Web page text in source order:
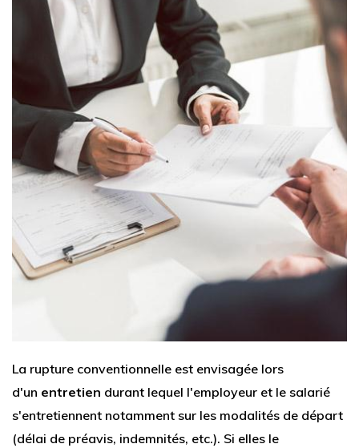
La rupture conventionnelle est envisagée lors
d'un entretien durant lequel l'employeur et le salarié
s'entretiennent notamment sur les modalités de départ
(délai de préavis, indemnités, etc.). Si elles le